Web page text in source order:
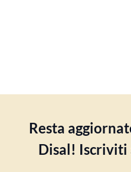
Resta
Disal!